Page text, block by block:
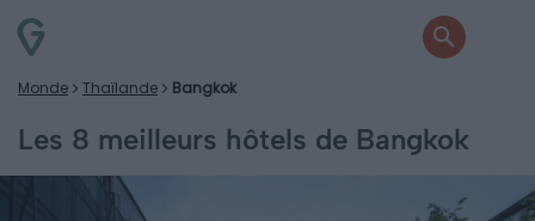
Monde Thaïlande Bangkok
Les 8 meilleurs hôtels de Bangkok